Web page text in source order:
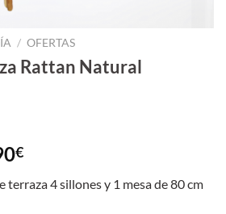
/ OFERTAS
Rattan Natural
€El
actual
terraza 4 sillones y 1 mesa de 80 cm